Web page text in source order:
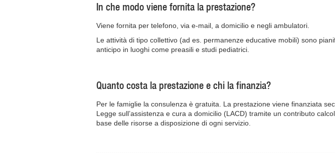
In che modo viene fornita la prestazione?
Viene fornita per telefono, via e-mail, a domicilio e negli ambulatori.
Le attività di tipo collettivo (ad es. permanenze educative mobili) sono
anticipo in luoghi come preasili e studi pediatrici.
Quanto costa la prestazione e chi la finanzia?
Per le famiglie la consulenza è gratuita. La prestazione viene finanziata
Legge sull’assistenza e cura a domicilio (LACD) tramite un contributo
base delle risorse a disposizione di ogni servizio.